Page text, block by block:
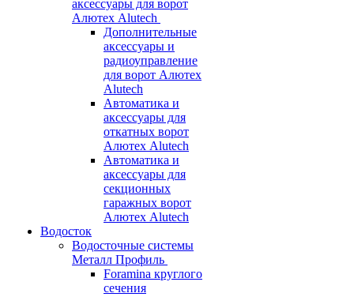
аксессуары для ворот
Алютех Alutech
Дополнительные
аксессуары и
радиоуправление
для ворот Алютех
Alutech
Автоматика и
аксессуары для
откатных ворот
Алютех Alutech
Автоматика и
аксессуары для
секционных
гаражных ворот
Алютех Alutech
Водосток
Водосточные системы
Металл Профиль
Foramina круглого
сечения